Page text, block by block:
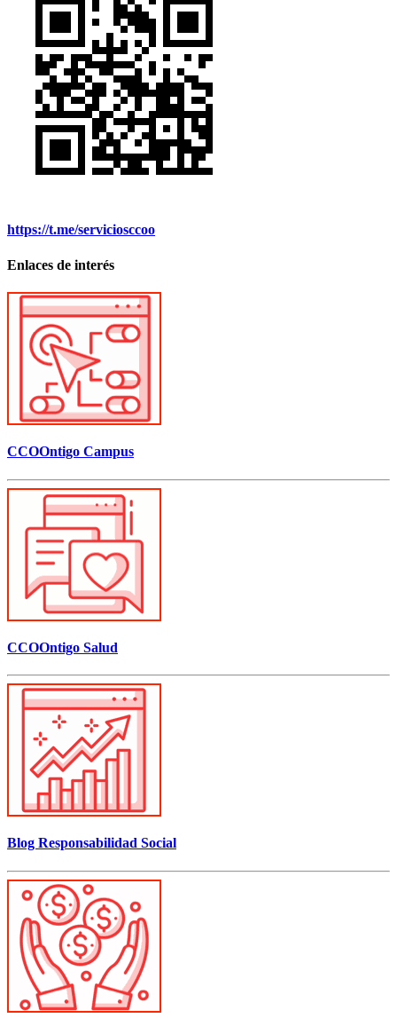
https://t.me/serviciosccoo
Enlaces de interés
CCOOntigo Campus
CCOOntigo Salud
Blog Responsabilidad Social